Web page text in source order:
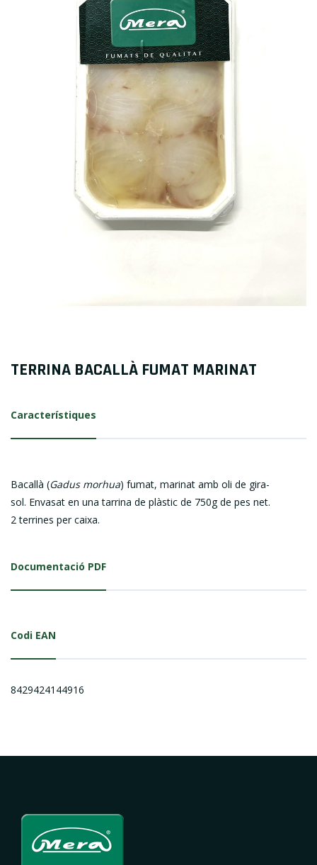
TERRINA BACALLÀ FUMAT MARINAT
Característiques
Bacallà (Gadus morhua) fumat, marinat amb oli de gira-
sol. Envasat en una tarrina de plàstic de 750g de pes net.
2 terrines per caixa.
Documentació PDF
Codi EAN
8429424144916